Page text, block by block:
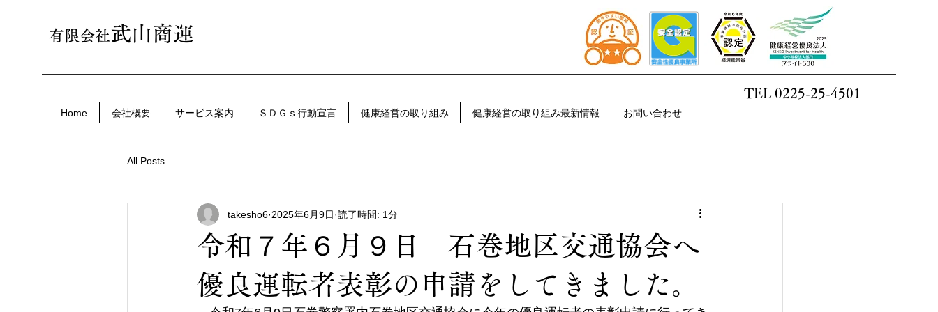
有限会社武山商運
Home 会社概要 サービス案内 ＳＤＧｓ行動宣言 健康経営の取り組み 健康経営の取り組み最新情報 お問い合わせ
TEL 0225-25-4501
All Posts
令和７年６月９日 石巻地区交通協会へ
優良運転者表彰の申請をしてきました。
takesho6 2025年6月9日 読了時間: 1分